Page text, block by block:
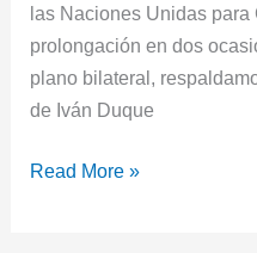
las Naciones Unidas para
prolongación en dos
plano bilateral,
de Iván Duque
Read More »